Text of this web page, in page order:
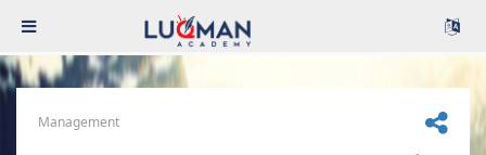
Management